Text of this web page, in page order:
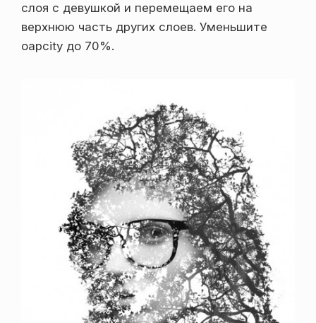
слоя с девушкой и перемещаем его на
верхнюю часть других слоев. Уменьшите
oapcity до 70%.